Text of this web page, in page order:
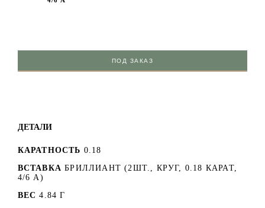
ПОД ЗАКАЗ
ДЕТАЛИ
КАРАТНОСТЬ 0.18
ВСТАВКА БРИЛЛИАНТ (2ШТ., КРУГ, 0.18 КАРАТ,
4/6 А)
ВЕС 4.84 Г